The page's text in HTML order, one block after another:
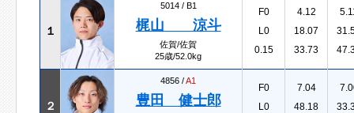
１
5014 / B1
梶山 涼斗
佐賀/佐賀
25歳/52.0kg
F0
L0
0.15
4.12
18.07
33.73
２
4856 /A1
豊田 健士郎
F0
L0
7.04
48.18